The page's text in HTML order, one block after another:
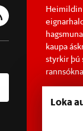
kaupa
styrkir
Loka